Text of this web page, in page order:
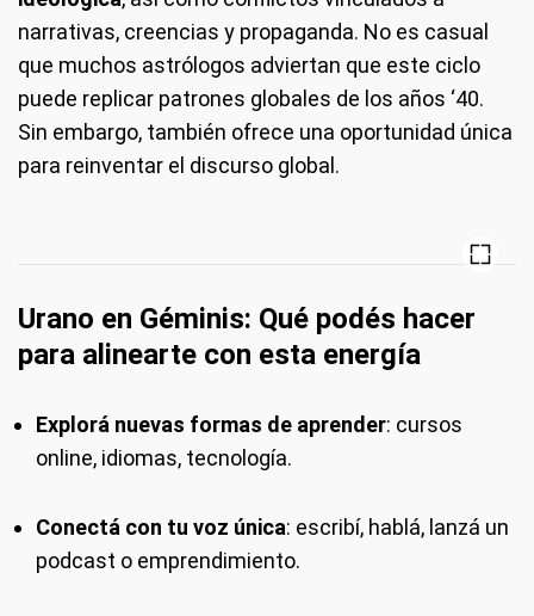
narrativas, creencias y propaganda. No es casual
que muchos astrólogos adviertan que este ciclo
puede replicar patrones globales de los años ‘40.
Sin embargo, también ofrece una oportunidad única
para reinventar el discurso global.
Urano en Géminis: Qué podés hacer
para alinearte con esta energía
Explorá nuevas formas de aprender: cursos
online, idiomas, tecnología.
Conectá con tu voz única: escribí, hablá, lanzá un
podcast o emprendimiento.